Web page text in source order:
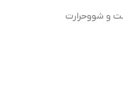
و شووحرارت